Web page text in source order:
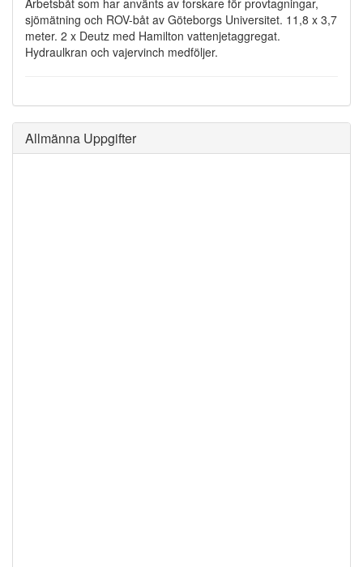
sjömätning och ROV-båt av Göteborgs Universitet. 11,8 x 3,7
meter. 2 x Deutz med Hamilton vattenjetaggregat.
Hydraulkran och vajervinch medföljer.
Allmänna Uppgifter